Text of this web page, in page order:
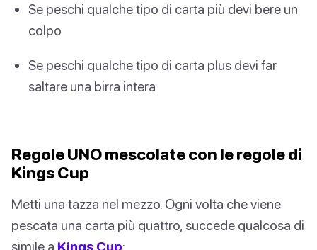
Se peschi qualche tipo di carta più devi bere un
colpo
Se peschi qualche tipo di carta plus devi far
saltare una birra intera
Regole UNO mescolate con le regole di
Kings Cup
Metti una tazza nel mezzo. Ogni volta che viene
pescata una carta più quattro, succede qualcosa di
simile a Kings Cup: